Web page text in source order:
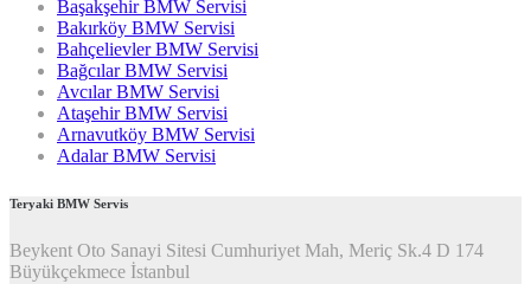
Başakşehir BMW Servisi
Bakırköy BMW Servisi
Bahçelievler BMW Servisi
Bağcılar BMW Servisi
Avcılar BMW Servisi
Ataşehir BMW Servisi
Arnavutköy BMW Servisi
Adalar BMW Servisi
Teryaki BMW Servis
Beykent Oto Sanayi Sitesi Cumhuriyet Mah, Meriç Sk.4 D 174
Büyükçekmece İstanbul